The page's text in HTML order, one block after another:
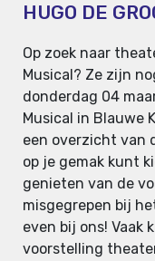
HUGO DE
Op zoek naar
Musical? Ze zijn
donderdag 04
Musical in Blauwe
een overzicht van
op je gemak kunt
genieten van de
misgegrepen bij
even bij ons! Vaak
voorstelling